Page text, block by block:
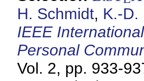
H. Schmidt, K.-D.
IEEE
Personal
Vol. 2, pp. 933-